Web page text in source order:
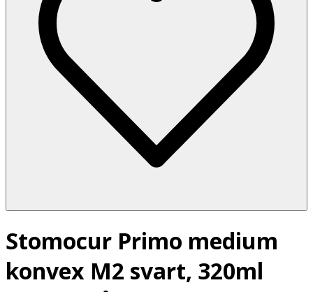
Stomocur Primo medium
konvex M2 svart, 320ml